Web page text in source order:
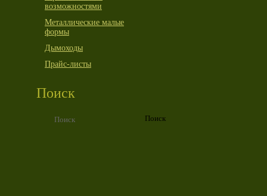
возможностями
Металлические малые
формы
Дымоходы
Прайс-листы
Поиск